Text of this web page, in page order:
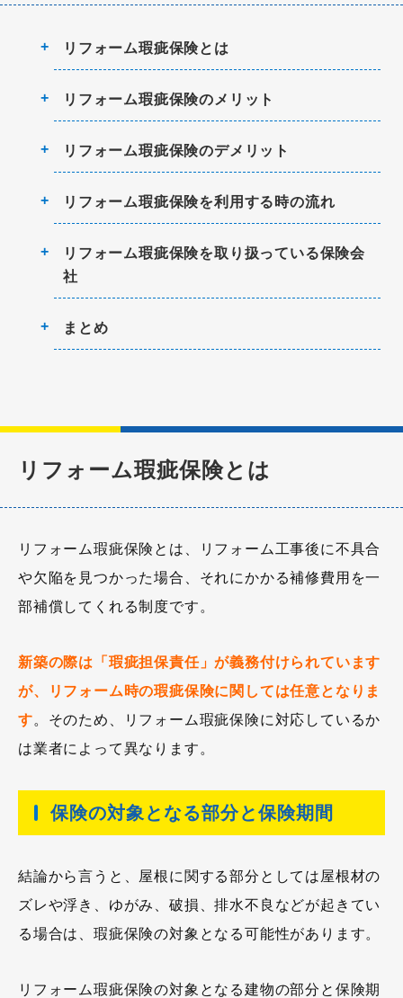
リフォーム瑕疵保険とは
リフォーム瑕疵保険のメリット
リフォーム瑕疵保険のデメリット
リフォーム瑕疵保険を利用する時の流れ
リフォーム瑕疵保険を取り扱っている保険会
社
まとめ
リフォーム瑕疵保険とは
リフォーム瑕疵保険とは、リフォーム工事後に不具合
や欠陥を見つかった場合、それにかかる補修費用を一
部補償してくれる制度です。
新築の際は「瑕疵担保責任」が義務付けられています
が、リフォーム時の瑕疵保険に関しては任意となりま
す。そのため、リフォーム瑕疵保険に対応しているか
は業者によって異なります。
保険の対象となる部分と保険期間
結論から言うと、屋根に関する部分としては屋根材の
ズレや浮き、ゆがみ、破損、排水不良などが起きてい
る場合は、瑕疵保険の対象となる可能性があります。
リフォーム瑕疵保険の対象となる建物の部分と保険期